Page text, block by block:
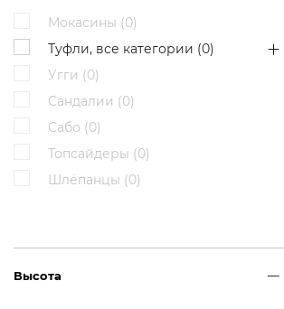
Мокасины (0)
Туфли, все категории (0)
Угги (0)
Сандалии (0)
Сабо (0)
Топсайдеры (0)
Шлёпанцы (0)
Высота